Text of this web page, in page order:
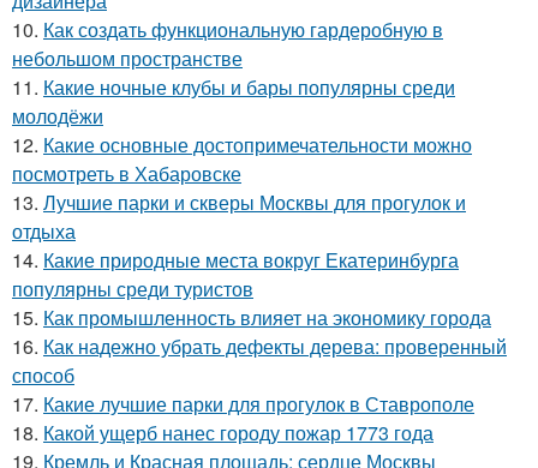
10. Как создать функциональную гардеробную в
небольшом пространстве
11. Какие ночные клубы и бары популярны среди
молодёжи
12. Какие основные достопримечательности можно
посмотреть в Хабаровске
13. Лучшие парки и скверы Москвы для прогулок и
отдыха
14. Какие природные места вокруг Екатеринбурга
популярны среди туристов
15. Как промышленность влияет на экономику города
16. Как надежно убрать дефекты дерева: проверенный
способ
17. Какие лучшие парки для прогулок в Ставрополе
18. Какой ущерб нанес городу пожар 1773 года
19. Кремль и Красная площадь: сердце Москвы